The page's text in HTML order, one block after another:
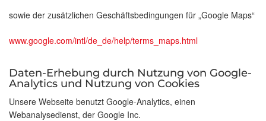
sowie der zusätzlichen Geschäftsbedingungen für „Google Maps“
www.google.com/intl/de_de/help/terms_maps.html
Daten-Erhebung durch Nutzung von Google-
Analytics und Nutzung von Cookies
Unsere Webseite benutzt Google-Analytics, einen
Webanalysedienst, der Google Inc.